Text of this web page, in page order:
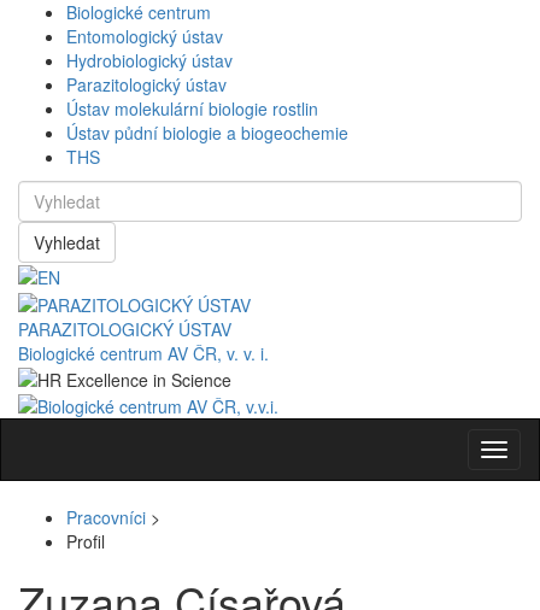
Biologické centrum
Entomologický ústav
Hydrobiologický ústav
Parazitologický ústav
Ústav molekulární biologie rostlin
Ústav půdní biologie a biogeochemie
THS
Vyhledat
PARAZITOLOGICKÝ ÚSTAV
Biologické centrum AV ČR, v. v. i.
Pracovníci >
Profil